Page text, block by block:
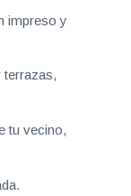
impreso y
tu vecino,